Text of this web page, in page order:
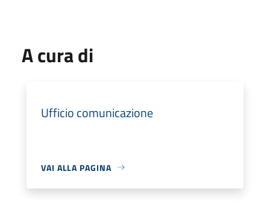
A cura di
Ufficio comunicazione
VAI ALLA PAGINA